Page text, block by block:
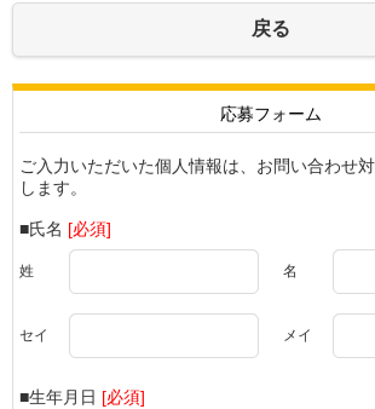
戻る
応募フォーム
ご入力いただいた個人情報は、お問い合わせ
します。
■氏名 [必須]
姓 名
セイ メイ
■生年月日 [必須]